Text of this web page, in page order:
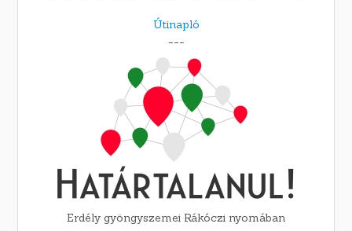
Útinapló
---
Erdély gyöngyszemei Rákóczi nyomában